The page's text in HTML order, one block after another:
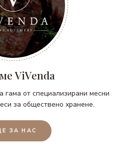
ViVenda
от специализирани месни
за обществено хранене.
ЗА НАС